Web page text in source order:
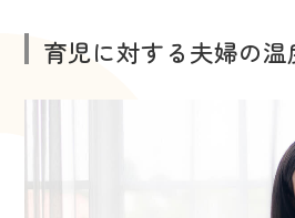
育児に対する夫婦の温